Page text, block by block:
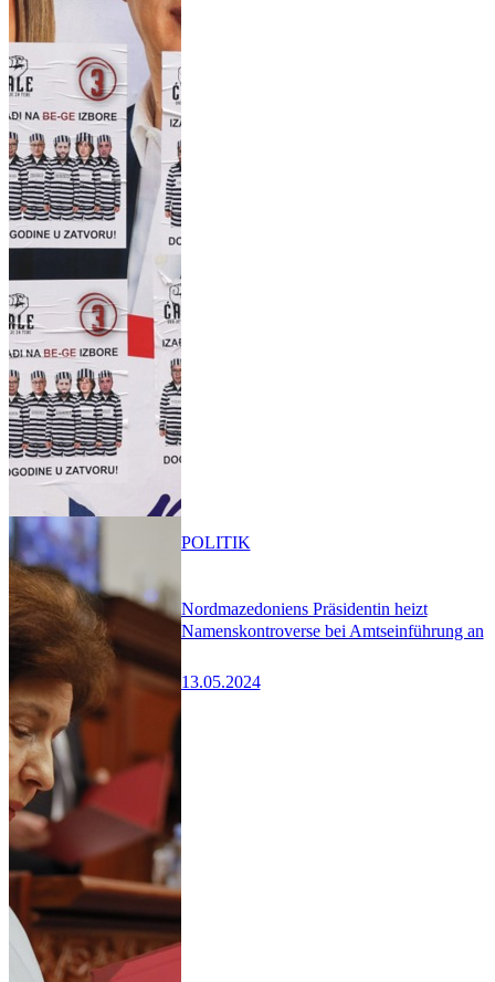
Nordmazedoniens Präsidentin heizt
Namenskontroverse bei Amtseinführung an
13.05.2024
POLITIK